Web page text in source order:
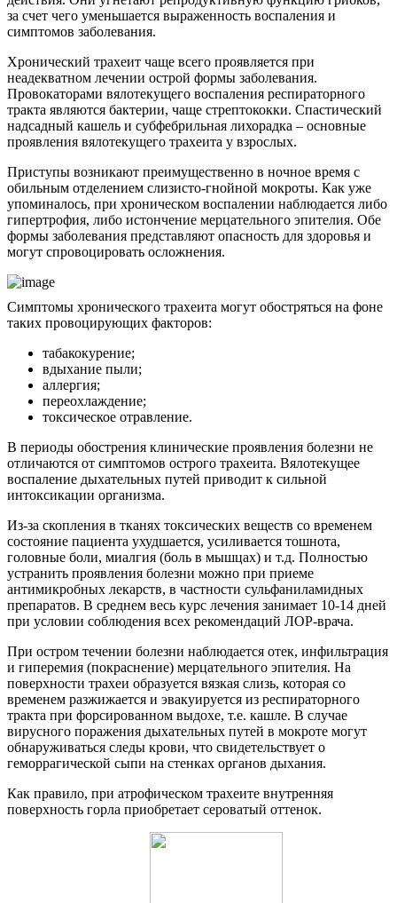
за счет чего уменьшается выраженность воспаления и
симптомов заболевания.
Хронический трахеит чаще всего проявляется при
неадекватном лечении острой формы заболевания.
Провокаторами вялотекущего воспаления респираторного
тракта являются бактерии, чаще стрептококки. Спастический
надсадный кашель и субфебрильная лихорадка – основные
проявления вялотекущего трахеита у взрослых.
Приступы возникают преимущественно в ночное время с
обильным отделением слизисто-гнойной мокроты. Как уже
упоминалось, при хроническом воспалении наблюдается либо
гипертрофия, либо истончение мерцательного эпителия. Обе
формы заболевания представляют опасность для здоровья и
могут спровоцировать осложнения.
Симптомы хронического трахеита могут обостряться на фоне
таких провоцирующих факторов:
табакокурение;
вдыхание пыли;
аллергия;
переохлаждение;
токсическое отравление.
В периоды обострения клинические проявления болезни не
отличаются от симптомов острого трахеита. Вялотекущее
воспаление дыхательных путей приводит к сильной
интоксикации организма.
Из-за скопления в тканях токсических веществ со временем
состояние пациента ухудшается, усиливается тошнота,
головные боли, миалгия (боль в мышцах) и т.д. Полностью
устранить проявления болезни можно при приеме
антимикробных лекарств, в частности сульфаниламидных
препаратов. В среднем весь курс лечения занимает 10-14 дней
при условии соблюдения всех рекомендаций ЛОР-врача.
При остром течении болезни наблюдается отек, инфильтрация
и гиперемия (покраснение) мерцательного эпителия. На
поверхности трахеи образуется вязкая слизь, которая со
временем разжижается и эвакуируется из респираторного
тракта при форсированном выдохе, т.е. кашле. В случае
вирусного поражения дыхательных путей в мокроте могут
обнаруживаться следы крови, что свидетельствует о
геморрагической сыпи на стенках органов дыхания.
Как правило, при атрофическом трахеите внутренняя
поверхность горла приобретает сероватый оттенок.